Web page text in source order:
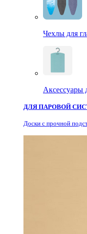
Чехлы для
Аксессуары
ДЛЯ ПАРОВОЙ
Доски с прочной